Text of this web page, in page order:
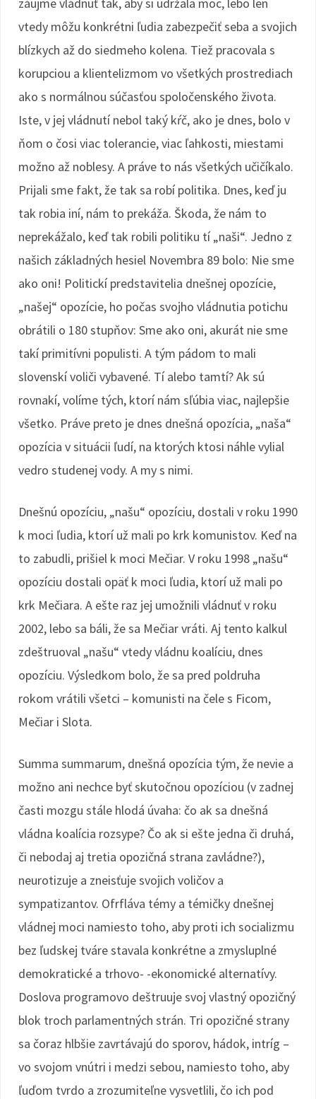
vtedy môžu konkrétni ľudia zabezpečiť seba a svojich
blízkych až do siedmeho kolena. Tiež pracovala s
korupciou a klientelizmom vo všetkých prostrediach
ako s normálnou súčasťou spoločenského života.
Iste, v jej vládnutí nebol taký kŕč, ako je dnes, bolo v
ňom o čosi viac tolerancie, viac ľahkosti, miestami
možno až noblesy. A práve to nás všetkých učičíkalo.
Prijali sme fakt, že tak sa robí politika. Dnes, keď ju
tak robia iní, nám to prekáža. Škoda, že nám to
neprekážalo, keď tak robili politiku tí „naši“. Jedno z
našich základných hesiel Novembra 89 bolo: Nie sme
ako oni! Politickí predstavitelia dnešnej opozície,
„našej“ opozície, ho počas svojho vládnutia potichu
obrátili o 180 stupňov: Sme ako oni, akurát nie sme
takí primitívni populisti. A tým pádom to mali
slovenskí voliči vybavené. Tí alebo tamtí? Ak sú
rovnakí, volíme tých, ktorí nám sľúbia viac, najlepšie
všetko. Práve preto je dnes dnešná opozícia, „naša“
opozícia v situácii ľudí, na ktorých ktosi náhle vylial
vedro studenej vody. A my s nimi.
Dnešnú opozíciu, „našu“ opozíciu, dostali v roku 1990
k moci ľudia, ktorí už mali po krk komunistov. Keď na
to zabudli, prišiel k moci Mečiar. V roku 1998 „našu“
opozíciu dostali opäť k moci ľudia, ktorí už mali po
krk Mečiara. A ešte raz jej umožnili vládnuť v roku
2002, lebo sa báli, že sa Mečiar vráti. Aj tento kalkul
zdeštruoval „našu“ vtedy vládnu koalíciu, dnes
opozíciu. Výsledkom bolo, že sa pred poldruha
rokom vrátili všetci – komunisti na čele s Ficom,
Mečiar i Slota.
Summa summarum, dnešná opozícia tým, že nevie a
možno ani nechce byť skutočnou opozíciou (v zadnej
časti mozgu stále hlodá úvaha: čo ak sa dnešná
vládna koalícia rozsype? Čo ak si ešte jedna či druhá,
či nebodaj aj tretia opozičná strana zavládne?),
neurotizuje a zneisťuje svojich voličov a
sympatizantov. Ofrfláva témy a témičky dnešnej
vládnej moci namiesto toho, aby proti ich socializmu
bez ľudskej tváre stavala konkrétne a zmysluplné
demokratické a trhovo- -ekonomické alternatívy.
Doslova programovo deštruuje svoj vlastný opozičný
blok troch parlamentných strán. Tri opozičné strany
sa čoraz hlbšie zavrtávajú do sporov, hádok, intríg –
vo svojom vnútri i medzi sebou, namiesto toho, aby
ľuďom tvrdo a zrozumiteľne vysvetlili, čo ich pod